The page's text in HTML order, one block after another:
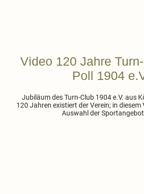
Video 120 Jahre
Poll 1904
Jubiläum des Turn-Club 1904 e.V. aus
120 Jahren existiert der Verein; in diesem
Auswahl der